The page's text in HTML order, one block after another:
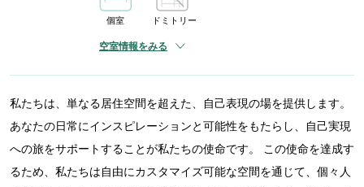
個室 ドミトリー
空室情報をみる
私たちは、単なる居住空間を超えた、自己表現の場を提供します。
あなたの日常にインスピレーションと可能性をもたらし、自己実現
への旅をサポートすることが私たちの使命です。 この使命を達成す
るため、私たちは自由にカスタマイズ可能な空間を通じて、個々人